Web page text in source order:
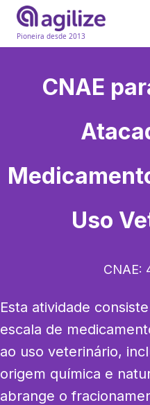
Pioneira desde 2013
CNAE
Uso
CNAE:
Esta atividade
escala de
ao uso veterinário,
origem química e
abrange o